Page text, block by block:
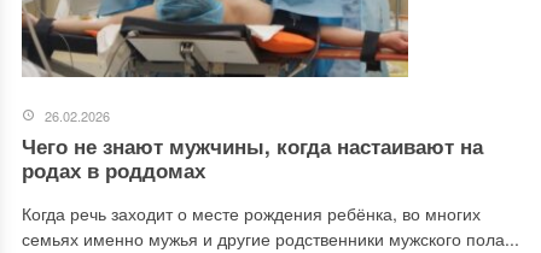
26.02.2026
Чего не знают мужчины, когда настаивают на
родах в роддомах
Когда речь заходит о месте рождения ребёнка, во многих
семьях именно мужья и другие родственники мужского пола...